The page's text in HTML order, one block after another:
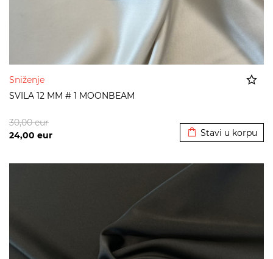
Sniženje
SVILA 12 MM # 1 MOONBEAM
24,00 eur
30,00eur
Stavi u korpu